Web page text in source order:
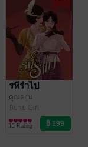
รพีรำไป
คุณองุ่น
นิยาย Girl
Love/Yuri
15 Rating